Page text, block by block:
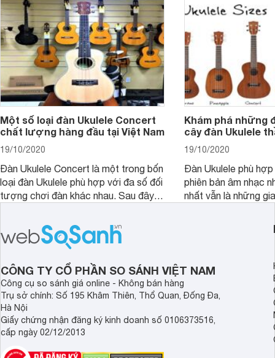
Một số loại đàn Ukulele Concert
chất lượng hàng đầu tại Việt Nam
19/10/2020
Đàn Ukulele Concert là một trong bốn
loại đàn Ukulele phù hợp với đa số đối
tượng chơi đàn khác nhau. Sau đây là
Khám phá những
cây đàn Ukulele
19/10/2020
Đàn Ukulele phù
phiên bản âm nhạc
nhất vẫn là những
CÔNG TY CỔ PHẦN SO SÁNH VIỆT NAM
Công cụ so sánh giá online - Không bán hàng
Trụ sở chính: Số 195 Khâm Thiên, Thổ Quan, Đống Đa,
Hà Nội
Giấy chứng nhận đăng ký kinh doanh số 0106373516,
cấp ngày 02/12/2013